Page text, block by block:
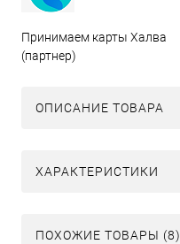
Принимаем карты Халва
(партнер)
ОПИСАНИЕ ТОВАРА
ХАРАКТЕРИСТИКИ
ПОХОЖИЕ ТОВАРЫ (8)